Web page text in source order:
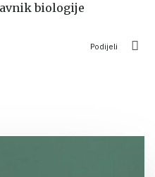
biologije
Podijeli